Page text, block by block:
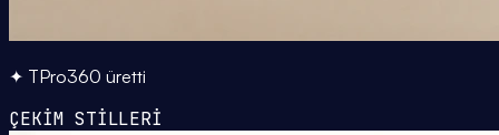
✦ TPro360 üretti
ÇEKİM STİLLERİ